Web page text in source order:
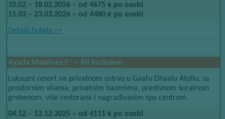
10.02 – 18.02.2026 – od 4675 € po osobi
15.03 – 23.03.2026 – od 4480 € po osobi
Detalji hotela​​ >>
Ayada Maldives 5* – All Inclusive
Luksuzni resort na privatnom ostrvu u Gaafu Dhaalu Atollu, sa
prostornim vilama, privatnim bazenima, predivnom koralnom
grebenom, više restorana i nagrađivanim spa centrom.
04.12 – 12.12.2025 – od 4111 € po osobi